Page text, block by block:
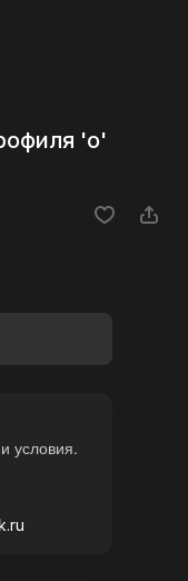
'o'
условия.